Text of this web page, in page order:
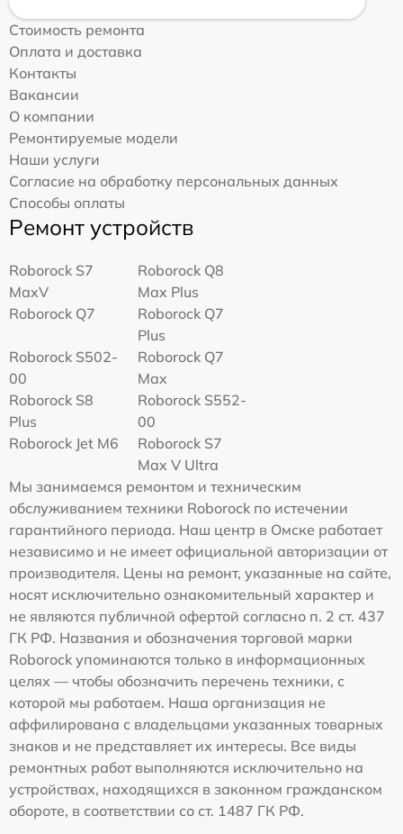
Стоимость ремонта
Оплата и доставка
Контакты
Вакансии
О компании
Ремонтируемые модели
Наши услуги
Согласие на обработку персональных данных
Способы оплаты
Ремонт устройств
Roborock S7
MaxV
Roborock Q8
Max Plus
Roborock Q7
Roborock Q7
Plus
Roborock S502-
00
Roborock Q7
Max
Roborock S8
Plus
Roborock S552-
00
Roborock Jet M6
Roborock S7
Max V Ultra
Мы занимаемся ремонтом и техническим
обслуживанием техники Roborock по истечении
гарантийного периода. Наш центр в Омске работает
независимо и не имеет официальной авторизации от
производителя. Цены на ремонт, указанные на сайте,
носят исключительно ознакомительный характер и
не являются публичной офертой согласно п. 2 ст. 437
ГК РФ. Названия и обозначения торговой марки
Roborock упоминаются только в информационных
целях — чтобы обозначить перечень техники, с
которой мы работаем. Наша организация не
аффилирована с владельцами указанных товарных
знаков и не представляет их интересы. Все виды
ремонтных работ выполняются исключительно на
устройствах, находящихся в законном гражданском
обороте, в соответствии со ст. 1487 ГК РФ.